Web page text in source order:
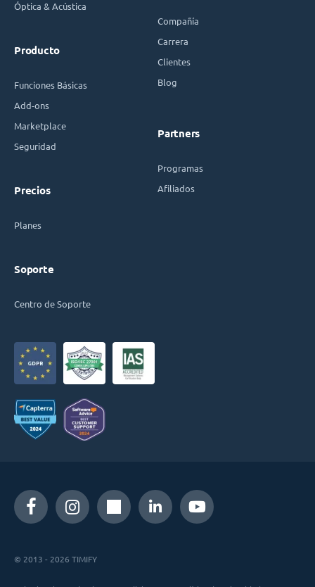
Óptica & Acústica
Producto
Funciones Básicas
Add-ons
Marketplace
Seguridad
Precios
Planes
Soporte
Centro de Soporte
Compañía
Carrera
Clientes
Blog
Partners
Programas
Afiliados
© 2013 - 2026 TIMIFY